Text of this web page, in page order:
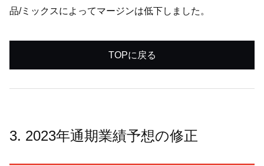
品/ミックスによってマージンは低下しました。
TOPに戻る
3. 2023年通期業績予想の修正